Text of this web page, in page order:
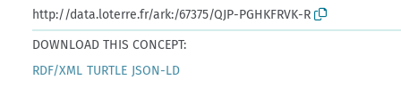
http://data.loterre.fr/ark:/67375/QJP-PGHKFRVK-R
DOWNLOAD THIS CONCEPT:
RDF/XML TURTLE JSON-LD